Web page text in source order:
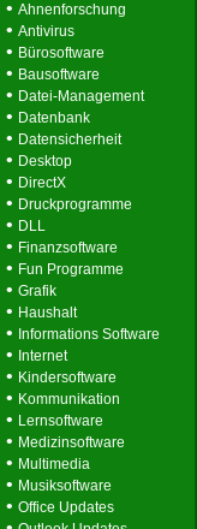
• Ahnenforschung
• Antivirus
• Bürosoftware
• Bausoftware
• Datei-Management
• Datenbank
• Datensicherheit
• Desktop
• DirectX
• Druckprogramme
• DLL
• Finanzsoftware
• Fun Programme
• Grafik
• Haushalt
• Informations Software
• Internet
• Kindersoftware
• Kommunikation
• Lernsoftware
• Medizinsoftware
• Multimedia
• Musiksoftware
• Office Updates